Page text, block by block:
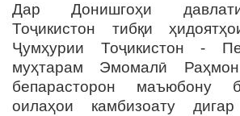
Дар Донишгоҳи
Тоҷикистон тибқи
Ҷумҳурии Тоҷикистон -
муҳтарам Эмомалӣ
бепарасторон маъюбону
оилаҳои камбизоату